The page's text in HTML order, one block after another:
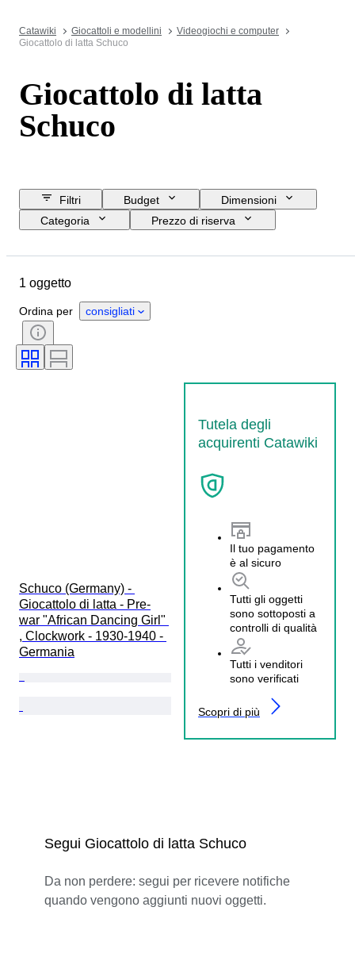
Catawiki Giocattoli e modellini
Videogiochi e computer
Giocattolo di latta Schuco
Giocattolo di latta
Schuco
Filtri Budget
Dimensioni
Categoria
Prezzo di riserva
Materiale
Accessori
1 oggetto
Ordina per consigliati
Schuco (Germany) -
Giocattolo di latta - Pre-
war "African Dancing Girl"
, Clockwork - 1930-1940 -
Germania
Tutela degli
acquirenti Catawiki
Il tuo pagamento
è al sicuro
Tutti gli oggetti
sono sottoposti a
controlli di qualità
Tutti i venditori
sono verificati
Scopri di più
Segui Giocattolo di latta Schuco
Da non perdere: segui per ricevere notifiche
quando vengono aggiunti nuovi oggetti.